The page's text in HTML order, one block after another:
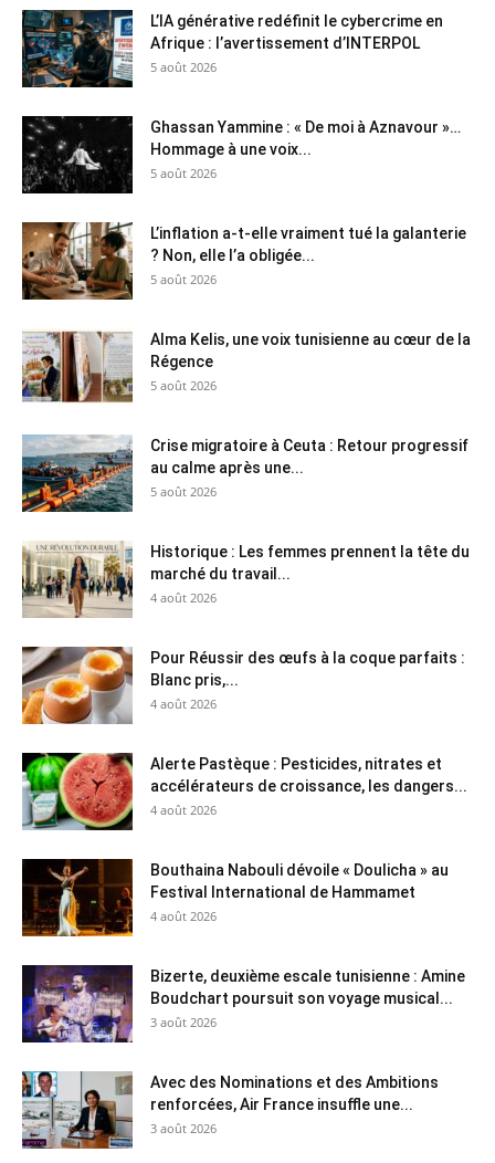
L’IA générative redéfinit le cybercrime en
Afrique : l’avertissement d’INTERPOL
5 août 2026
Ghassan Yammine : « De moi à Aznavour »…
Hommage à une voix...
5 août 2026
L’inflation a-t-elle vraiment tué la galanterie
? Non, elle l’a obligée...
5 août 2026
Alma Kelis, une voix tunisienne au cœur de la
Régence
5 août 2026
Crise migratoire à Ceuta : Retour progressif
au calme après une...
5 août 2026
Historique : Les femmes prennent la tête du
marché du travail...
4 août 2026
Pour Réussir des œufs à la coque parfaits :
Blanc pris,...
4 août 2026
Alerte Pastèque : Pesticides, nitrates et
accélérateurs de croissance, les dangers...
4 août 2026
Bouthaina Nabouli dévoile « Doulicha » au
Festival International de Hammamet
4 août 2026
Bizerte, deuxième escale tunisienne : Amine
Boudchart poursuit son voyage musical...
3 août 2026
Avec des Nominations et des Ambitions
renforcées, Air France insuffle une...
3 août 2026